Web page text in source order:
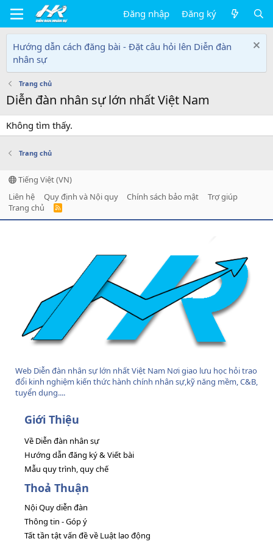
Đăng nhập Đăng ký
Hướng dẫn cách đăng bài - Đặt câu hỏi lên Diễn đàn
nhân sự
Trang chủ
Diễn đàn nhân sự lớn nhất Việt Nam
Không tìm thấy.
Trang chủ
Tiếng Việt (VN)
Liên hệ
Quy định và Nội quy Chính sách bảo mật
Trợ giúp
Trang chủ
R
Web Diễn đàn nhân sự lớn nhất Việt Nam Nơi giao lưu học hỏi trao
đổi kinh nghiệm kiến thức hành chính nhân sự,kỹ năng mềm, C&B,
tuyển dụng....
Giới Thiệu
Về Diễn đàn nhân sự
Hướng dẫn đăng ký & Viết bài
Mẫu quy trình, quy chế
Thoả Thuận
Nội Quy diễn đàn
Thông tin - Góp ý
Tất tần tật vấn đề về Luật lao động